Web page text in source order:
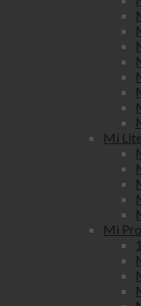
Mi Lite
Mi Pro